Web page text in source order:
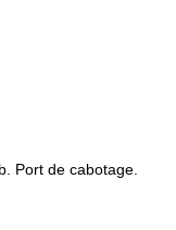
Port de cabotage.